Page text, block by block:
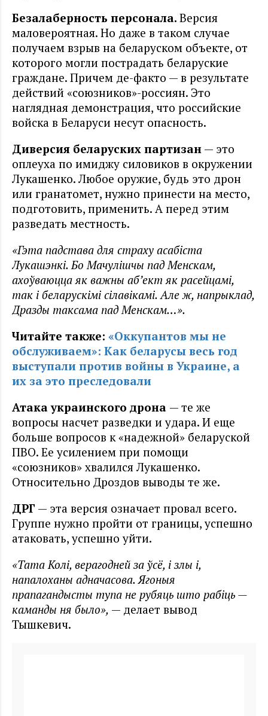
Безалаберность персонала. Версия
маловероятная. Но даже в таком случае
получаем взрыв на беларуском объекте, от
которого могли пострадать беларуские
граждане. Причем де-факто — в результате
действий «союзников»-россиян. Это
наглядная демонстрация, что российские
войска в Беларуси несут опасность.
Диверсия беларуских партизан — это
оплеуха по имиджу силовиков в окружении
Лукашенко. Любое оружие, будь это дрон
или гранатомет, нужно принести на место,
подготовить, применить. А перед этим
разведать местность.
«Гэта падстава для страху асабіста
Лукашэнкі. Бо Мачулішчы пад Менскам,
ахоўваюцца як важны аб’ект як расейцамі,
так і беларускімі сілавікамі. Але ж, напрыклад,
Дразды таксама пад Менскам…».
Читайте также: «Оккупантов мы не
обслуживаем»: Как беларусы весь год
выступали против войны в Украине, а
их за это преследовали
Атака украинского дрона — те же
вопросы насчет разведки и удара. И еще
больше вопросов к «надежной» беларуской
ПВО. Ее усилением при помощи
«союзников» хвалился Лукашенко.
Относительно Дроздов выводы те же.
ДРГ — эта версия означает провал всего.
Группе нужно пройти от границы, успешно
атаковать, успешно уйти.
«Тата Колі, верагодней за ўсё, і злы і,
напалоханы адначасова. Ягоныя
прапагандысты тупа не рубяць што рабіць —
каманды ня было», — делает вывод
Тышкевич.